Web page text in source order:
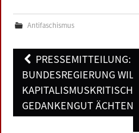
Antifaschismus
Post
navigation
PRESSEMITTEILUNG:
BUNDESREGIERUNG WILL
KAPITALISMUSKRITISCHES
GEDANKENGUT ÄCHTEN